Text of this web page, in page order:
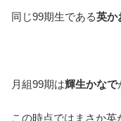
同じ99期生である英か
月組99期は輝生かなで
この時点ではまさか